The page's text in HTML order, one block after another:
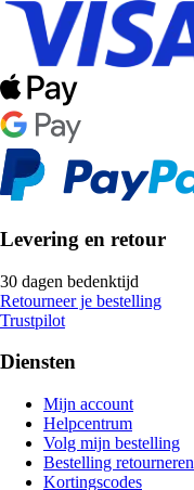
Levering en retour
30 dagen bedenktijd
Retourneer je bestelling
Trustpilot
Diensten
Mijn account
Helpcentrum
Volg mijn bestelling
Bestelling retourneren
Kortingscodes